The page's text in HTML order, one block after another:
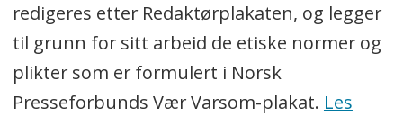
redigeres etter Redaktørplakaten, og legger
til grunn for sitt arbeid de etiske normer og
plikter som er formulert i Norsk
Presseforbunds Vær Varsom-plakat. Les